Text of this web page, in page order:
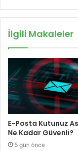
İlgili Makaleler
E-Posta Kutunuz
Ne Kadar Güvenli?
5 gün önce